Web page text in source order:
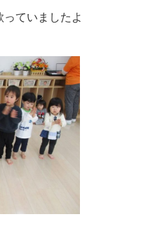
ていましたよ